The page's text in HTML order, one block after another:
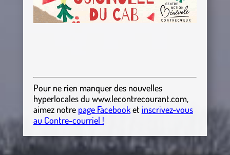
Pour ne rien manquer des nouvelles
hyperlocalesdu www.lecontrecourant.com,
aimez notre page Facebooket inscrivez-vous
au Contre-courriel !